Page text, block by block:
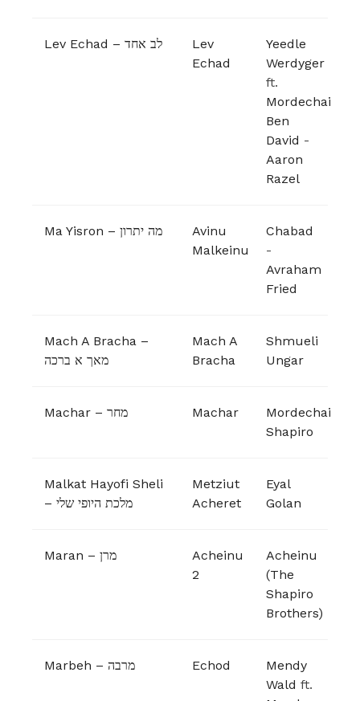
Lev Echad – לב אחד
Lev
Echad
Yeedle
Werdyger
ft.
Mordechai
Ben
David -
Aaron
Razel
Ma Yisron – מה יתרון
Avinu
Malkeinu
Chabad
-
Avraham
Fried
Mach A Bracha –
מאך א ברכה
Mach A
Bracha
Shmueli
Ungar
Machar – מחר Machar
Mordechai
Shapiro
Malkat Hayofi Sheli
– מלכת היופי שלי
Metziut
Acheret
Eyal
Golan
Maran – מרן
Acheinu
2
Acheinu
(The
Shapiro
Brothers)
Marbeh – מרבה Echod
Mendy
Wald ft.